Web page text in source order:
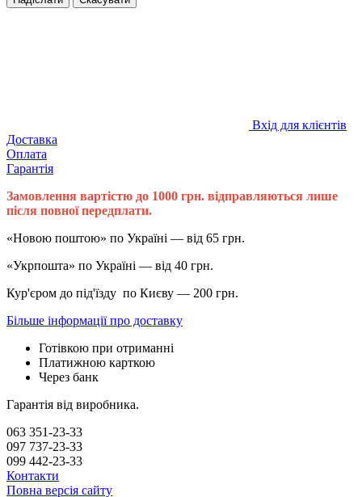
Вхід для клієнтів
Доставка
Оплата
Гарантія
Замовлення вартістю до 1000 грн. відправляються лише
після повної передплати.
«Новою поштою» по Україні — від 65 грн.
«Укрпошта» по Україні — від 40 грн.
Кур'єром до під'їзду по Києву — 200 грн.
Більше інформації про доставку
Готівкою при отриманні
Платижною карткою
Через банк
Гарантія від виробника.
063 351-23-33
097 737-23-33
099 442-23-33
Контакти
Повна версія сайту